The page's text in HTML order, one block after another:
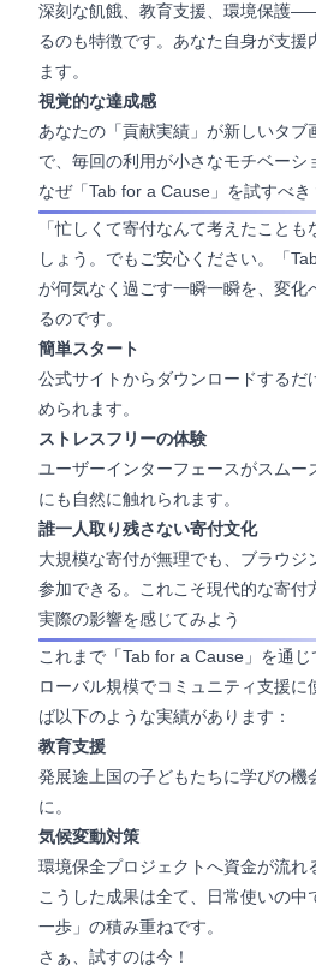
深刻な飢餓、教育支援、環境保護
るのも特徴です。あなた自身が支援
ます。
視覚的な達成感
あなたの「貢献実績」が新しいタブ
で、毎回の利用が小さなモチベーシ
なぜ「Tab for a Cause」を試すべき
「忙しくて寄付なんて考えたこと
しょう。でもご安心ください。「
が何気なく過ごす一瞬一瞬を、変化
るのです。
簡単スタート
公式サイトからダウンロードするだ
められます。
ストレスフリーの体験
ユーザーインターフェースがスムー
にも自然に触れられます。
誰一人取り残さない寄付文化
大規模な寄付が無理でも、ブラウジ
参加できる。これこそ現代的な寄付
実際の影響を感じてみよう
これまで「Tab for a Cause」を通
ローバル規模でコミュニティ支援に
ば以下のような実績があります：
教育支援
発展途上国の子どもたちに学びの機
に。
気候変動対策
環境保全プロジェクトへ資金が流れ
こうした成果は全て、日常使いの中
一歩」の積み重ねです。
さぁ、試すのは今！